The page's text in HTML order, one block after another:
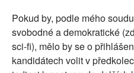
Pokud by, podle mého
svobodné a demokratické
sci-fi), mělo by se o
kandidátech volit v